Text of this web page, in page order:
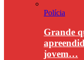
Polícia
Grande
jovem…